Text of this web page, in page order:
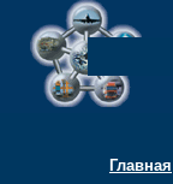
Главная